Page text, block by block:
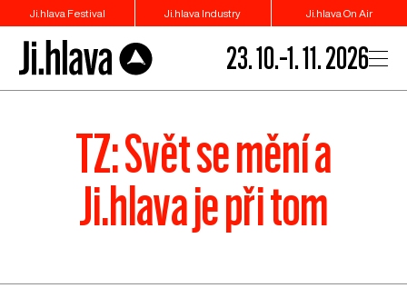
Ji.hlava Festival Ji.hlava Industry Ji.hlava On Air
23. 10.–1. 11. 2026
TZ: Svět se mění a
Ji.hlava je při tom